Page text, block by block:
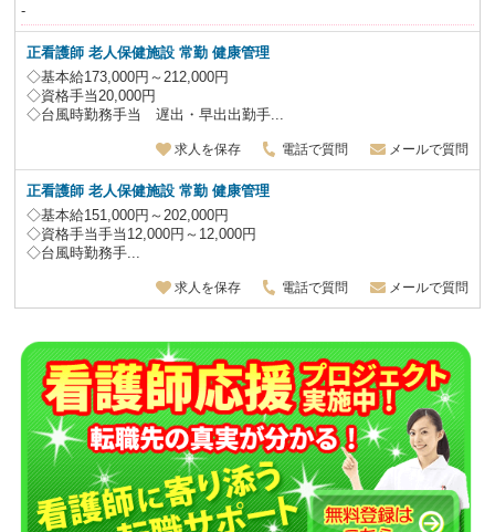
-
正看護師老人保健施設常勤 健康管理
◇基本給173,000円～212,000円
◇資格手当20,000円
◇台風時勤務手当 遅出・早出出勤手...
求人を保存 電話で質問 メールで質問
正看護師老人保健施設常勤 健康管理
◇基本給151,000円～202,000円
◇資格手当手当12,000円～12,000円
◇台風時勤務手...
求人を保存 電話で質問 メールで質問